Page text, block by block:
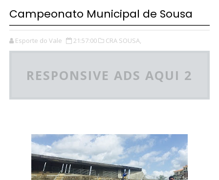
Campeonato Municipal de Sousa
Esporte do Vale 21:57:00 CRA SOUSA,
RESPONSIVE ADS AQUI 2